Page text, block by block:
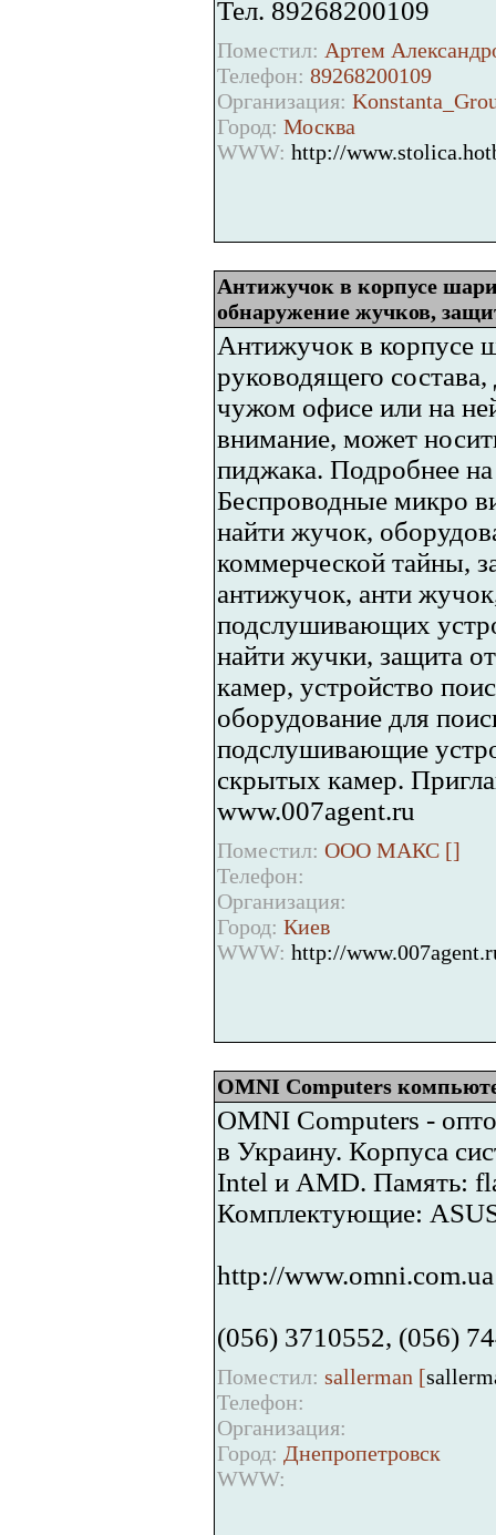
Тел. 89268200109
Поместил: Артем
Телефон: 89268200109
Организация:
Город: Москва
WWW: http://
Антижучок в корпусе
обнаружение жучков,
Антижучок в корпусе
руководящего
чужом офисе или на
внимание, может
пиджака. Подробнее
Беспроводные микро
найти жучок,
коммерческой тайны,
антижучок, анти
подслушивающих
найти жучки, защита
камер, устройство
оборудование для
подслушивающие
скрытых камер.
www.007agent.ru
Поместил: ООО МАКС []
Телефон:
Организация:
Город: Киев
WWW: http://
OMNI Computers
OMNI Computers -
в Украину. Корпуса
Intel и AMD. Память:
Комплектующие:
http://www.omni.com.ua
(056) 3710552, (056)
Поместил: sallerman [
Телефон:
Организация:
Город: Днепропетровск
WWW: